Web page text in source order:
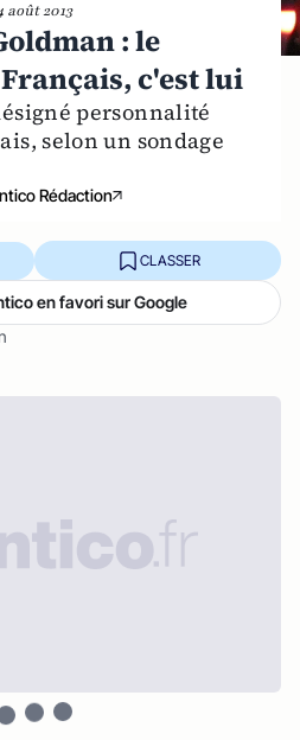
août 2013
: le
c'est lui
personnalité
selon un sondage
Rédaction
CLASSER
en favori sur Google